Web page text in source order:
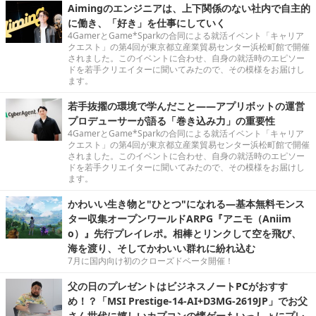
Aimingのエンジニアは、上下関係のない社内で自主的
に働き、「好き」を仕事にしていく
4GamerとGame*Sparkの合同による就活イベント「キャリア
クエスト」の第4回が東京都立産業貿易センター浜松町館で開催
されました。このイベントに合わせ、自身の就活時のエピソー
ドを若手クリエイターに聞いてみたので、その模様をお届けし
ます。
若手抜擢の環境で学んだこと――アプリボットの運営
プロデューサーが語る「巻き込み力」の重要性
4GamerとGame*Sparkの合同による就活イベント「キャリア
クエスト」の第4回が東京都立産業貿易センター浜松町館で開催
されました。このイベントに合わせ、自身の就活時のエピソー
ドを若手クリエイターに聞いてみたので、その模様をお届けし
ます。
かわいい生き物と"ひとつ"になれる―基本無料モンス
ター収集オープンワールドARPG『アニモ（Aniim
o）』先行プレイレポ。相棒とリンクして空を飛び、
海を渡り、そしてかわいい群れに紛れ込む
7月に国内向け初のクローズドベータ開催！
父の日のプレゼントはビジネスノートPCがおすす
め！？「MSI Prestige-14-AI+D3MG-2619JP」でお父